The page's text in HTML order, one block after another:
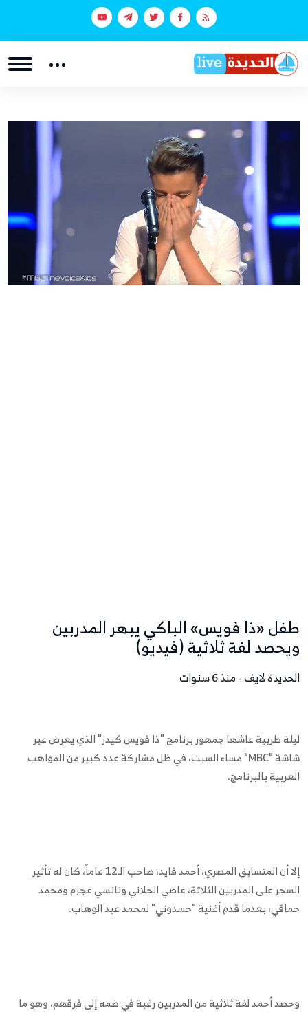
طفل «ذا فويس» الباكي يبهر المدربين
ويحصد لفة ثلاثية (فيديو)
الحديدة لايف - منذ 6 سنوات
ليلة طربية عاشها جمهور برنامج "ذا فويس كيدز" الذي يعرض عبر
شاشة "MBC" مساء السبت، في ظل مشاركة عدد كبير من المواهب
العربية بالبرنامج.
إلا أن المتسابق المصري، أحمد فايد، صاحب الـ12 عاماً، كان له تأثير
السحر على المدربين الثلاثة، عاصي الحلاني ونانسي عجرم ومحمد
حماقي، بعدما قدم أغنية "حسدوني" لمحمد عبد الوهاب.
وحصد أحمد لفة ثلاثية من المدربين رغبة في ضمه إلى فرقهم، وهو ما